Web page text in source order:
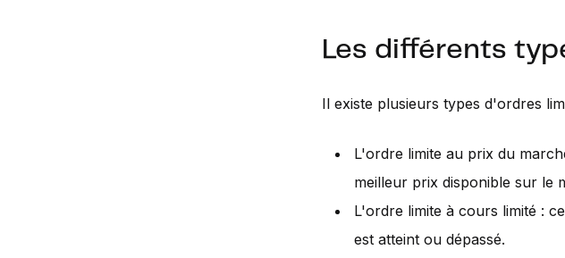
Les différents
Il existe plusieurs types d'ordres
L'ordre limite au prix du
meilleur prix disponible sur le
L'ordre limite à cours limité :
est atteint ou dépassé.